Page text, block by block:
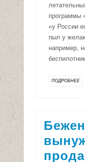
программы
«у России
пыл у
например,
ПОДРОБНЕЕ